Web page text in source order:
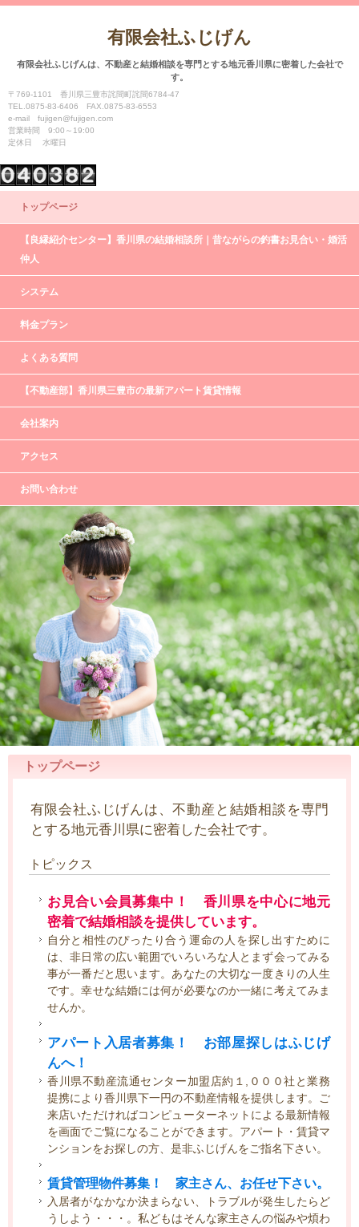
有限会社ふじげん
有限会社ふじげんは、不動産と結婚相談を専門とする地元香川県に密着した会社で
す。
〒769-1101 香川県三豊市詫間町詫間6784-47
TEL.0875-83-6406 FAX.0875-83-6553
e-mail fujigen@fujigen.com
営業時間 9:00～19:00
定休日 水曜日
トップページ
【良縁紹介センター】香川県の結婚相談所｜昔ながらの釣書お見合い・婚活
仲人
システム
料金プラン
よくある質問
【不動産部】香川県三豊市の最新アパート賃貸情報
会社案内
アクセス
お問い合わせ
トップページ
有限会社ふじげんは、不動産と結婚相談を専門
とする地元香川県に密着した会社です。
トピックス
お見合い会員募集中！ 香川県を中心に地元
密着で結婚相談を提供しています。
自分と相性のぴったり合う運命の人を探し出すために
は、非日常の広い範囲でいろいろな人とまず会ってみる
事が一番だと思います。あなたの大切な一度きりの人生
です。幸せな結婚には何が必要なのか一緒に考えてみま
せんか。
アパート入居者募集！ お部屋探しはふじげ
んへ！
香川県不動産流通センター加盟店約１,０００社と業務
提携により香川県下一円の不動産情報を提供します。ご
来店いただければコンピューターネットによる最新情報
を画面でご覧になることができます。アパート・賃貸マ
ンションをお探しの方、是非ふじげんをご指名下さい。
賃貸管理物件募集！ 家主さん、お任せ下さい。
入居者がなかなか決まらない、トラブルが発生したらど
うしよう・・・。私どもはそんな家主さんの悩みや煩わ